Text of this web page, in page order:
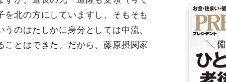
北の方にしていますし、そもそも
のはたしかに身分としては中流、
とはできた。だから、藤原摂関家